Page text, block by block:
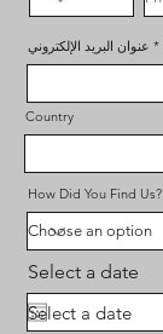
عنوان البريد الإلكتروني
Country
How Did You Find Us?
Select a date